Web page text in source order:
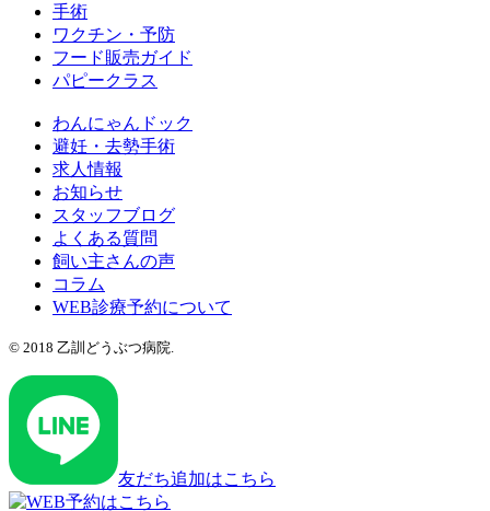
手術
ワクチン・予防
フード販売ガイド
パピークラス
わんにゃんドック
避妊・去勢手術
求人情報
お知らせ
スタッフブログ
よくある質問
飼い主さんの声
コラム
WEB診療予約について
© 2018 乙訓どうぶつ病院.
友だち追加はこちら